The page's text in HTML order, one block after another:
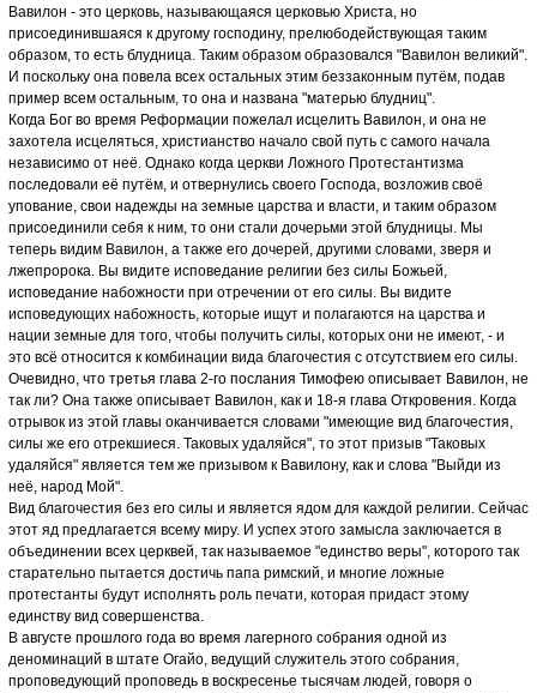
Вавилон - это церковь, называющаяся церковью Христа, но
присоединившаяся к другому господину, прелюбодействующая таким
образом, то есть блудница. Таким образом образовался "Вавилон великий".
И поскольку она повела всех остальных этим беззаконным путём, подав
пример всем остальным, то она и названа "матерью блудниц".
Когда Бог во время Реформации пожелал исцелить Вавилон, и она не
захотела исцеляться, христианство начало свой путь с самого начала
независимо от неё. Однако когда церкви Ложного Протестантизма
последовали её путём, и отвернулись своего Господа, возложив своё
упование, свои надежды на земные царства и власти, и таким образом
присоединили себя к ним, то они стали дочерьми этой блудницы. Мы
теперь видим Вавилон, а также его дочерей, другими словами, зверя и
лжепророка. Вы видите исповедание религии без силы Божьей,
исповедание набожности при отречении от его силы. Вы видите
исповедующих набожность, которые ищут и полагаются на царства и
нации земные для того, чтобы получить силы, которых они не имеют, - и
это всё относится к комбинации вида благочестия с отсутствием его силы.
Очевидно, что третья глава 2-го послания Тимофею описывает Вавилон, не
так ли? Она также описывает Вавилон, как и 18-я глава Откровения. Когда
отрывок из этой главы оканчивается словами "имеющие вид благочестия,
силы же его отрекшиеся. Таковых удаляйся", то этот призыв "Таковых
удаляйся" является тем же призывом к Вавилону, как и слова "Выйди из
неё, народ Мой".
Вид благочестия без его силы и является ядом для каждой религии. Сейчас
этот яд предлагается всему миру. И успех этого замысла заключается в
объединении всех церквей, так называемое "единство веры", которого так
старательно пытается достичь папа римский, и многие ложные
протестанты будут исполнять роль печати, которая придаст этому
единству вид совершенства.
В августе прошлого года во время лагерного собрания одной из
деноминаций в штате Огайо, ведущий служитель этого собрания,
проповедующий проповедь в воскресенье тысячам людей, говоря о